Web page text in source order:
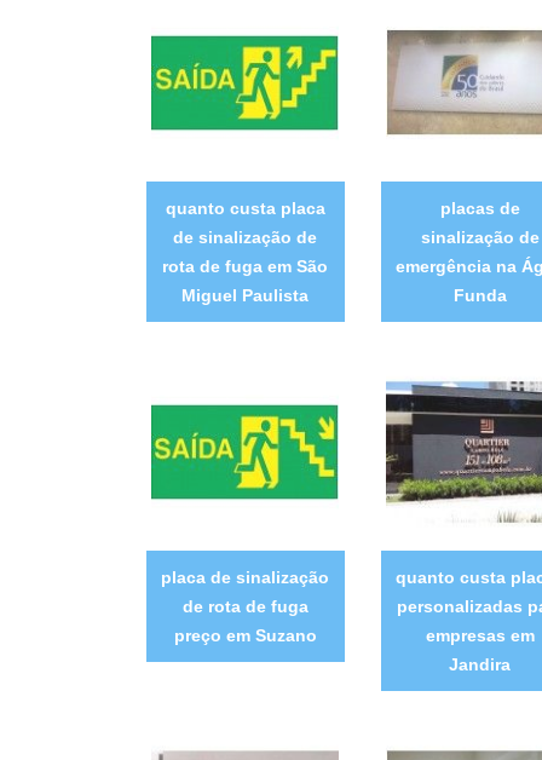
quanto custa placa
de sinalização de
rota de fuga em São
Miguel Paulista
placas de
sinalização de
emergência na
Funda
placa de sinalização
de rota de fuga
preço em Suzano
quanto custa
personalizadas
empresas em
Jandira